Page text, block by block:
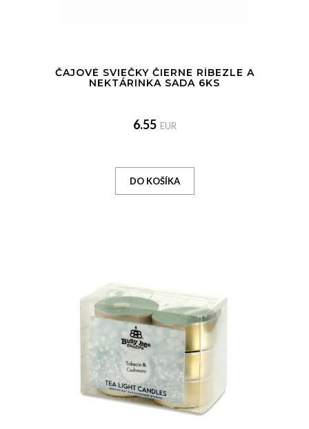
ČAJOVÉ SVIEČKY ČIERNE RÍBEZLE A
NEKTÁRINKA SADA 6KS
6.55 EUR